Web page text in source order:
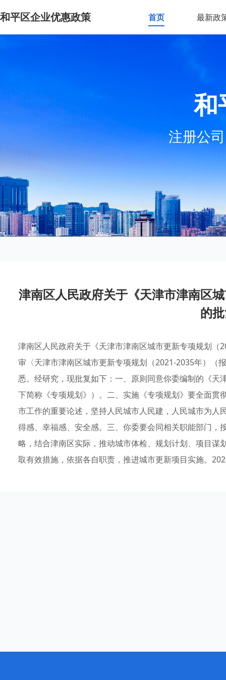
和平区企业优惠政策 首页 最新政
和
注册公
津南区人民政府关于《天津市津南区
的
津南区人民政府关于《天津市津南区城市更新专项规划
审〈天津市津南区城市更新专项规划（2021-2035年）（
悉。经研究，现批复如下：一、原则同意你委编制的《
下简称《专项规划》）。二、实施《专项规划》要全面
市工作的重要论述，坚持人民城市人民建，人民城市为
得感、幸福感、安全感。三、你委要会同相关职能部门
略，结合津南区实际，推动城市体检、规划计划、项目
取有效措施，依据各自职责，推进城市更新项目实施。